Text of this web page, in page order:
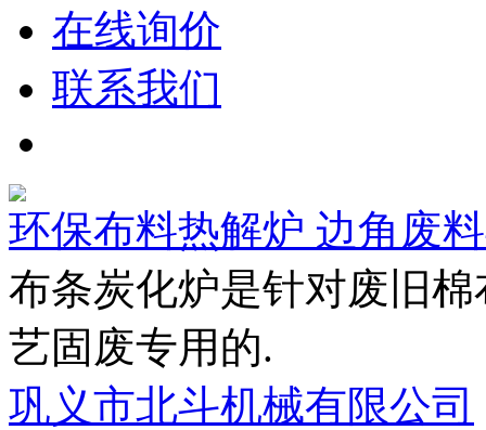
在线询价
联系我们
环保布料热解炉 边角废
布条炭化炉是针对废旧
艺固废专用的.
巩义市北斗机械有限公司